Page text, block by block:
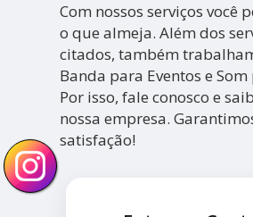
Com nossos serviços você
o que almeja. Além dos
citados, também
Banda para Eventos e
Por isso, fale conosco e
nossa empresa.
satisfação!